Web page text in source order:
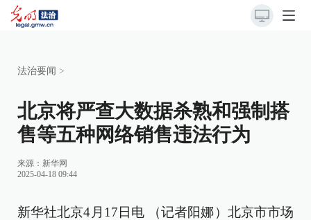
法治要闻 >
北京将严查大数据杀熟和强制搭
售等五种网络销售违法行为
来源： 新华网
2025-04-18 09:44
新华社北京4月17日电 （记者阳娜）北京市市场